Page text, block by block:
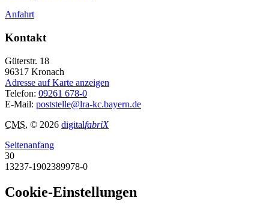
Anfahrt
Kontakt
Güterstr. 18
96317 Kronach
Adresse auf Karte anzeigen
Telefon: 09261 678-0
E-Mail: poststelle@lra-kc.bayern.de
CMS, © 2026 digitalfabriX
Seitenanfang
30
13237-1902389978-0
Cookie-Einstellungen